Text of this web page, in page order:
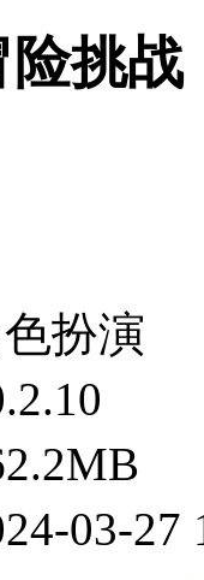
险挑战
扮演
03-27